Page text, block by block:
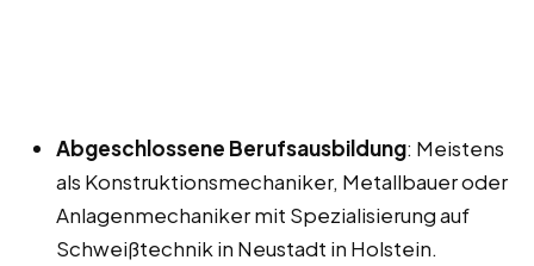
Abgeschlossene Berufsausbildung: Meistens
als Konstruktionsmechaniker, Metallbauer oder
Anlagenmechaniker mit Spezialisierung auf
Schweißtechnik in Neustadt in Holstein.